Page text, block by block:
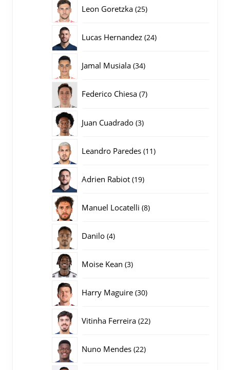
Leon Goretzka 2525
Lucas Hernandez 2424
Jamal Musiala 3434
Federico Chiesa 77
Juan Cuadrado 33
Leandro Paredes 1111
Adrien Rabiot 1919
Manuel Locatelli 88
Danilo 44
Moise Kean 33
Harry Maguire 3030
Vitinha Ferreira 2222
Nuno Mendes 2222